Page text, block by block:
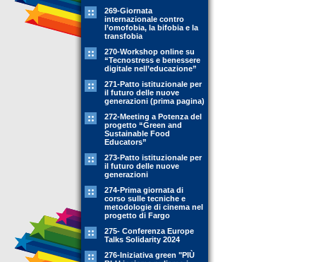
269-Giornata
internazionale contro
l’omofobia, la bifobia e la
transfobia
270-Workshop online su
“Tecnostress e benessere
digitale nell’educazione”
271-Patto istituzionale per
il futuro delle nuove
generazioni (prima pagina)
272-Meeting a Potenza del
progetto “Green and
Sustainable Food
Educators”
273-Patto istituzionale per
il futuro delle nuove
generazioni
274-Prima giornata di
corso sulle tecniche e
metodologie di cinema nel
progetto di Fargo
275- Conferenza Europe
Talks Solidarity 2024
276-Iniziativa green "PIÙ